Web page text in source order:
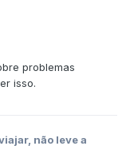
problemas
isso.
não leve a